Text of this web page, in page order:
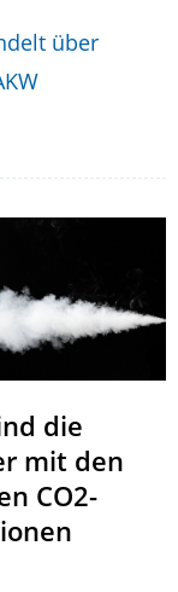
über
die
mit den
CO2-